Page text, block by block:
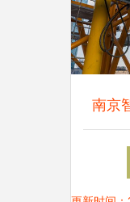
南京
物联